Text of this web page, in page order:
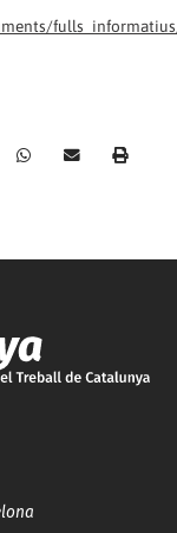
fulls_informatius/